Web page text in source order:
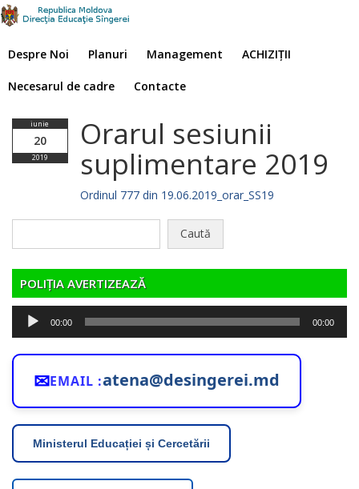
Despre Noi Planuri Management ACHIZIȚII
Necesarul de cadre Contacte
iunie
20
2019
Orarul sesiunii
suplimentare 2019
Ordinul 777 din 19.06.2019_orar_SS19
POLIȚIA AVERTIZEAZĂ
Player
audio
00:00 00:00
✉EMAIL :atena@desingerei.md
Ministerul Educației și Cercetării